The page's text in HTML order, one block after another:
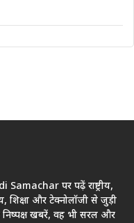
Samachar पर पढ़ें राष्ट्रीय,
शिक्षा और टेक्नोलॉजी से जुड़ी
खबरें, वह भी सरल और